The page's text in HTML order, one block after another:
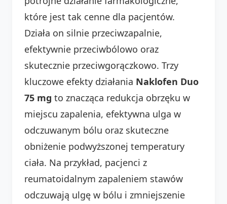
które jest tak cenne dla pacjentów.
Działa on silnie przeciwzapalnie,
efektywnie przeciwbólowo oraz
skutecznie przeciwgorączkowo. Trzy
kluczowe efekty działania Naklofen Duo
75 mg to znacząca redukcja obrzęku w
miejscu zapalenia, efektywna ulga w
odczuwanym bólu oraz skuteczne
obniżenie podwyższonej temperatury
ciała. Na przykład, pacjenci z
reumatoidalnym zapaleniem stawów
odczuwają ulgę w bólu i zmniejszenie